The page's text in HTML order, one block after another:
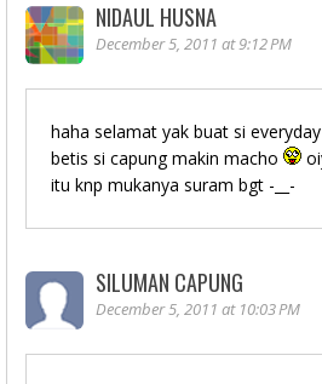
NIDAUL HUSNA
December 5, 2011 at 9:12 PM
haha selamat yak buat si
betis si capung makin macho
itu knp mukanya suram bgt -__-
SILUMAN CAPUNG
December 5, 2011 at 10:03 PM